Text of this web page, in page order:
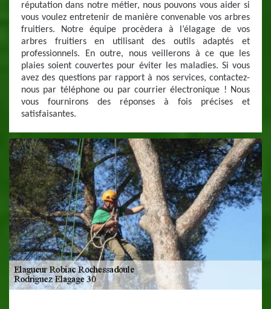
réputation dans notre métier, nous pouvons vous aider si
vous voulez entretenir de manière convenable vos arbres
fruitiers. Notre équipe procèdera à l’élagage de vos
arbres fruitiers en utilisant des outils adaptés et
professionnels. En outre, nous veillerons à ce que les
plaies soient couvertes pour éviter les maladies. Si vous
avez des questions par rapport à nos services, contactez-
nous par téléphone ou par courrier électronique ! Nous
vous fournirons des réponses à fois précises et
satisfaisantes.